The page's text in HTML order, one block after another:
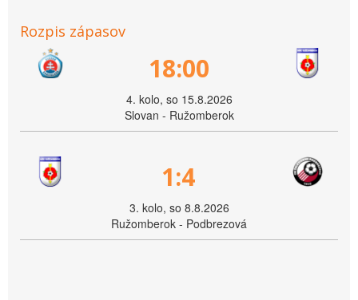
Rozpis zápasov
18:00
4. kolo, so 15.8.2026
Slovan - Ružomberok
1:4
3. kolo, so 8.8.2026
Ružomberok - Podbrezová